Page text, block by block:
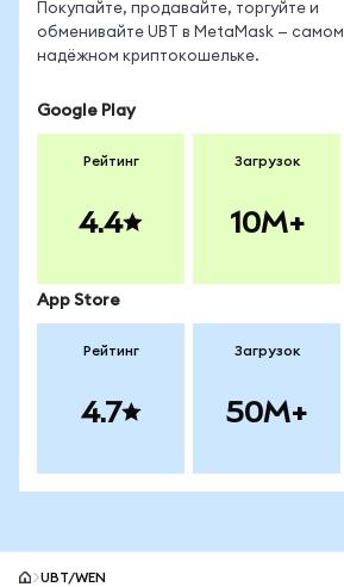
Покупайте, продавайте, торгуйте и
обменивайте UBT в MetaMask — самом
надёжном криптокошельке.
Google Play
Рейтинг
4.4
Загрузок
10M+
App Store
Рейтинг
4.7
Загрузок
50M+
UBT/WEN